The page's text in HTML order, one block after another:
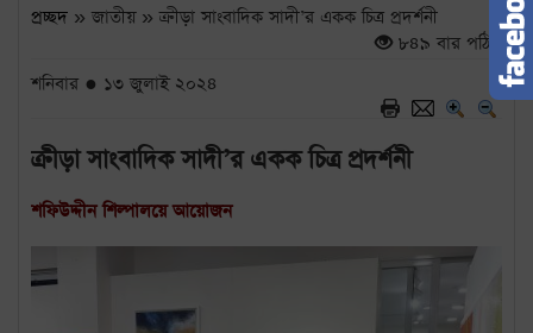
প্রচ্ছদ » জাতীয় » ক্রীড়া সাংবাদিক সাদী’র একক চিত্র প্রদর্শনী
৮৪৯ বার পঠিত
শনিবার ● ১৩ জুলাই ২০২৪
ক্রীড়া সাংবাদিক সাদী’র একক চিত্র প্রদর্শনী
শফিউদ্দীন শিল্পালয়ে আয়োজন